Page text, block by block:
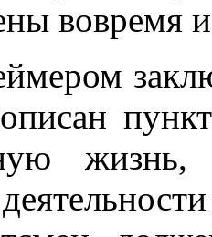
вовремя
жизнь,